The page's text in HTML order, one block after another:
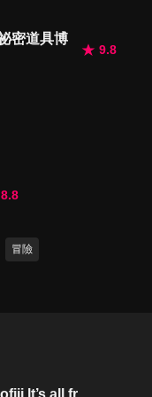
戲
棍球
堡
密道具博
9.8
8.8
冒險